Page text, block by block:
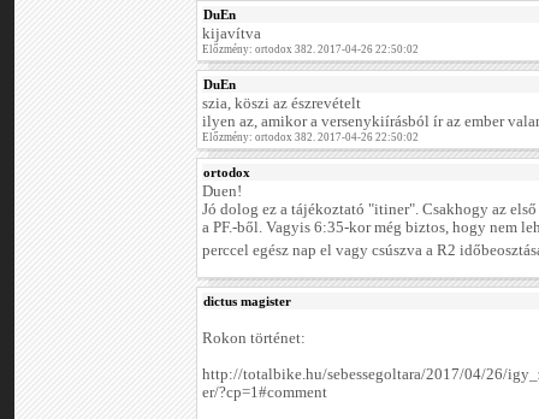
DuEn
kijavítva
Előzmény: ortodox 382. 2017-04-26 22:50:02
DuEn
szia, köszi az észrevételt
ilyen az, amikor a versenykiírásból ír az ember
Előzmény: ortodox 382. 2017-04-26 22:50:02
ortodox
Duen!
Jó dolog ez a tájékoztató "itiner". Csakhogy az
a PF.-ből. Vagyis 6:35-kor még biztos, hogy nem
perccel egész nap el vagy csúszva a R2
dictus magister
Rokon történet:
http://totalbike.hu/sebessegoltara/2017/04/26/
er/?cp=1#comment